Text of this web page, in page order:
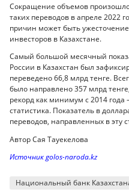
Сокращение объемов произошло
таких переводов в апреле 2022
причин может быть
инвесторов в Казахстане.
Самый большой месячный
России в Казахстан был
переведено 66,8 млрд тенге.
было направлено 357 млрд
рекорд как минимум с 2014 года
статистика. Показатель в
переводов, направленных в эту
Автор Сая Тауекелова
Источник golos-naroda.kz
Национальный банк